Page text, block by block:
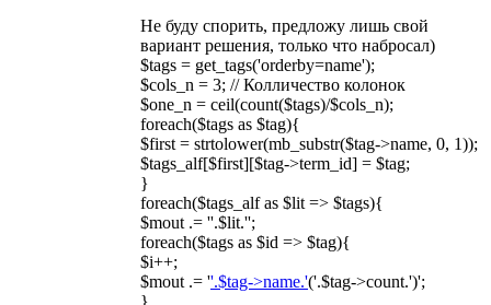
Не буду спорить, предложу лишь свой
вариант решения, только что набросал)
$tags = get_tags('orderby=name');
$cols_n = 3; // Колличество колонок
$one_n = ceil(count($tags)/$cols_n);
foreach($tags as $tag){
$first = strtolower(mb_substr($tag->name, 0, 1));
$tags_alf[$first][$tag->term_id] = $tag;
}
foreach($tags_alf as $lit => $tags){
$mout .= ''.$lit.'';
foreach($tags as $id => $tag){
$i++;
$mout .= ''.$tag->name.'('.$tag->count.')';